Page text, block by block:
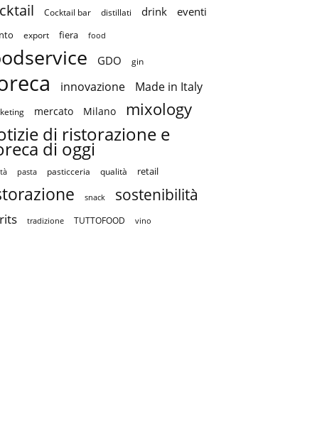
Cocktail bar distillati drink eventi
export fiera food
GDO gin
innovazione Made in Italy
mercato Milano mixology
di ristorazione e
di oggi
pasta pasticceria qualità retail
snack sostenibilità
tradizione TUTTOFOOD vino